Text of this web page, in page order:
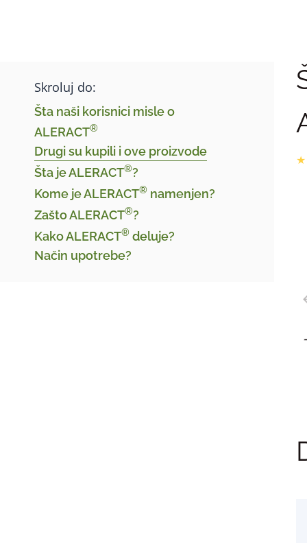
Skroluj do:
Šta naši korisnici misle o
ALERACT®
Drugi su kupili i ove proizvode
Šta je ALERACT®?
Kome je ALERACT® namenjen?
Zašto ALERACT®?
Kako ALERACT® deluje?
Način upotrebe?